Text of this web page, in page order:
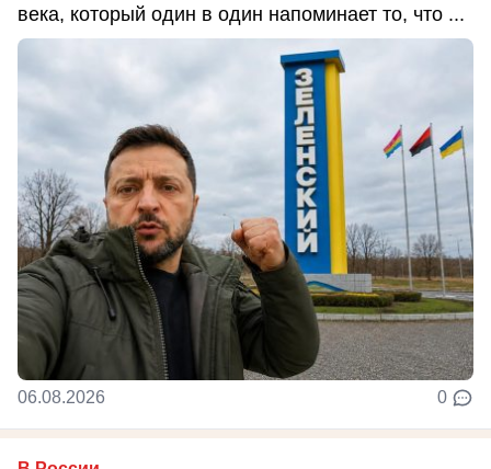
века, который один в один напоминает то, что ...
06.08.2026 0